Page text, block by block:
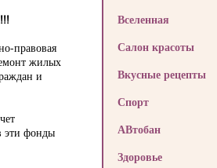
правовая
жилых
и
эти фонды
Вселенная
Салон красоты
Вкусные рецепты
Спорт
АВтобан
Здоровье